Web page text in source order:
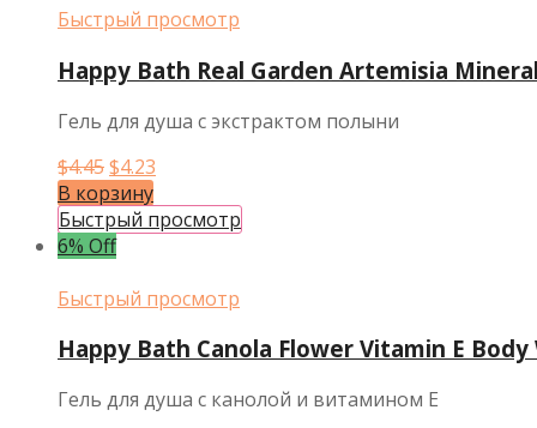
Быстрый просмотр
Happy Bath Real Garden Artemisia
Гель для душа с экстрактом полыни
$4.45Первоначальная
цена
составляла
$4.45.
$4.23
$4.23.
В корзину
Быстрый просмотр
6% Off
Быстрый просмотр
Happy Bath Canola Flower Vitamin E Body
Гель для душа с канолой и витамином Е